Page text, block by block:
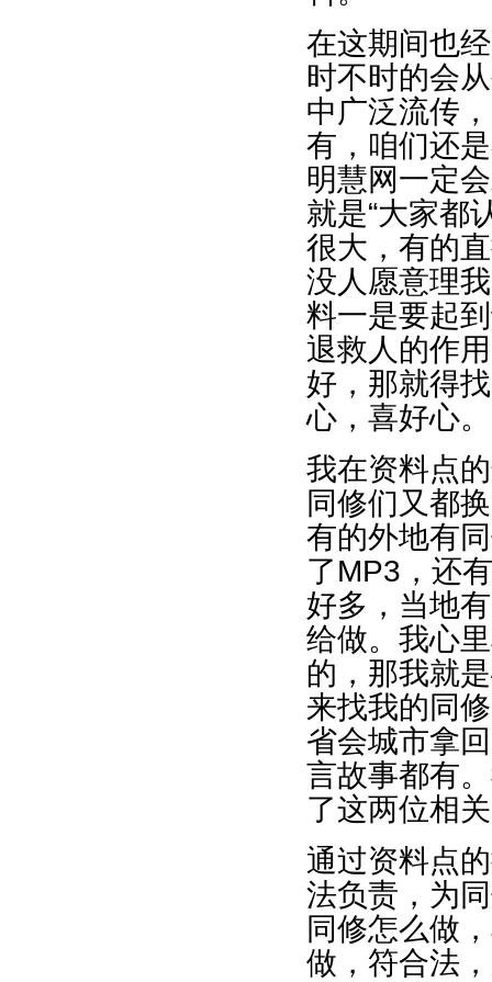
在这期间也
时不时的会
中广泛流传
有，咱们还
明慧网一定
就是“大家都
很大，有的
没人愿意理
料一是要起
退救人的作
好，那就得
心，喜好心。
我在资料点
同修们又都
有的外地有
了MP3，还
好多，当地
给做。我心
的，那我就
来找我的同
省会城市拿
言故事都有
了这两位相
通过资料点
法负责，为
同修怎么做
做，符合法